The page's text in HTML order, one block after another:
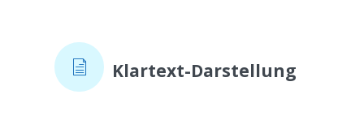
Klartext-Darstellung